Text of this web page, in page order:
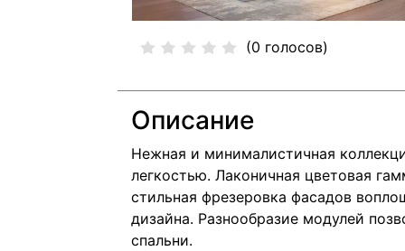
(0 голосов)
Описание
Нежная и минималистичная
легкостью. Лаконичная цветовая
стильная фрезеровка фасадов
дизайна. Разнообразие модулей
спальни.